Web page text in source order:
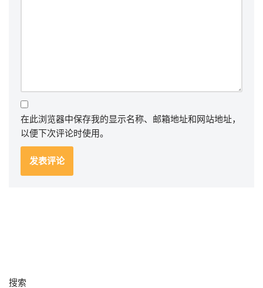
在此浏览器中保存我的显示名称、邮箱地址和网站地址，
以便下次评论时使用。
搜索